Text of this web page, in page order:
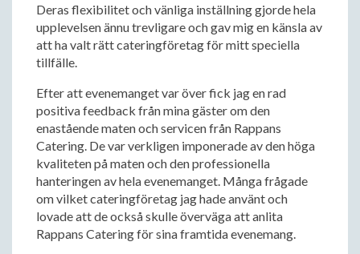
Deras flexibilitet och vänliga inställning gjorde hela
upplevelsen ännu trevligare och gav mig en känsla av
att ha valt rätt cateringföretag för mitt speciella
tillfälle.
Efter att evenemanget var över fick jag en rad
positiva feedback från mina gäster om den
enastående maten och servicen från Rappans
Catering. De var verkligen imponerade av den höga
kvaliteten på maten och den professionella
hanteringen av hela evenemanget. Många frågade
om vilket cateringföretag jag hade använt och
lovade att de också skulle överväga att anlita
Rappans Catering för sina framtida evenemang.